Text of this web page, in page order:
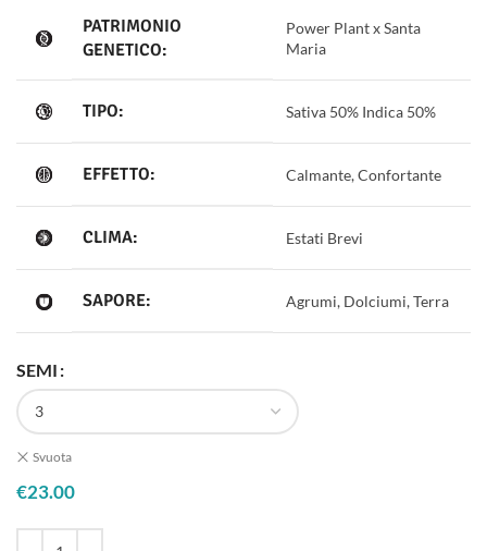
PATRIMONIO
GENETICO:
Power Plant x Santa
Maria
TIPO: Sativa 50% Indica 50%
EFFETTO: Calmante, Confortante
CLIMA: Estati Brevi
SAPORE: Agrumi, Dolciumi, Terra
SEMI
Svuota
€23.00